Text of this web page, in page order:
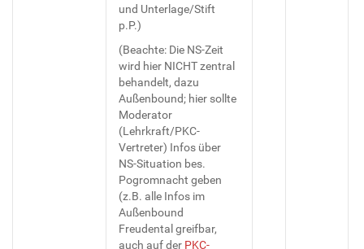
und Unterlage/Stift
p.P.)
(Beachte: Die NS-Zeit
wird hier NICHT zentral
behandelt, dazu
Außenbound; hier sollte
Moderator
(Lehrkraft/PKC-
Vertreter) Infos über
NS-Situation bes.
Pogromnacht geben
(z.B. alle Infos im
Außenbound
Freudental greifbar,
auch auf der PKC-